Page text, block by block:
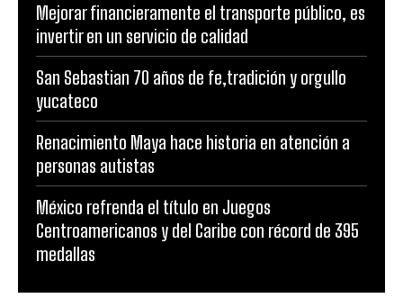
Mejorar financieramente el transporte público, es
invertir en un servicio de calidad
San Sebastian 70 años de fe,tradición y orgullo
yucateco
Renacimiento Maya hace historia en atención a
personas autistas
México refrenda el título en Juegos
Centroamericanos y del Caribe con récord de 395
medallas